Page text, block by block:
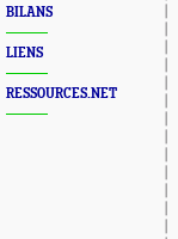
BILANS
LIENS
RESSOURCES.NET